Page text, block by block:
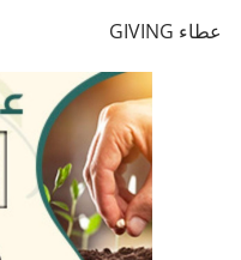
عطاء GIVING